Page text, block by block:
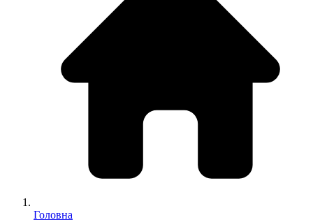
Головна